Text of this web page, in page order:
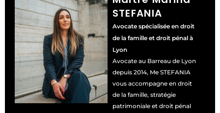
STEFANIA
Avocate spécialisée en droit
de la famille et droit pénal à
Lyon
Avocate au Barreau de Lyon
depuis 2014, Me STEFANIA
vous accompagne en droit
de la famille, stratégie
patrimoniale et droit pénal